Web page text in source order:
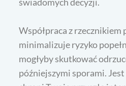
Współpraca z
minimalizuje ryzyko
mogłyby skutkować
późniejszymi sporami.